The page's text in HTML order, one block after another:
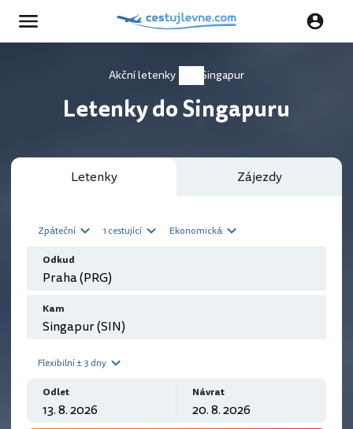
Akční letenky Singapur
Letenky do Singapuru
Letenky Zájezdy
Zpáteční 1 cestující Ekonomická
Odkud
Kam
Flexibilní ± 3 dny
Odlet Návrat